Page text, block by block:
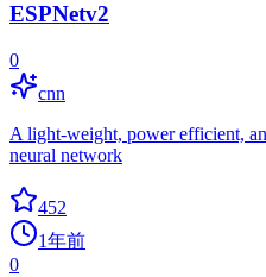
ESPNetv2
0
cnn
A light-weight, power efficient,
neural network
452
1年前
0